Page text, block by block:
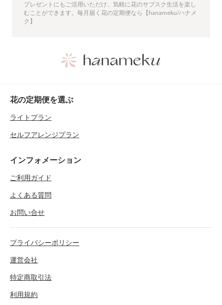
プレゼントにもご活用いただけ、気軽に花のサブスク生活を楽し
むことができます。毎月届く花の定期便なら【hanameku/ハナメ
ク】
花の定期便を選ぶ
ライトプラン
セルフアレンジプラン
インフォメーション
ご利用ガイド
よくある質問
お問い合せ
プライバシーポリシー
運営会社
特定商取引法
利用規約